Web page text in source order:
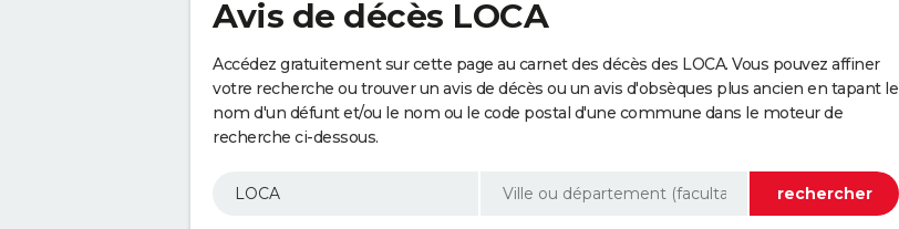
Avis de décès LOCA
Accédez gratuitement sur cette page au carnet des décès des LOCA. Vous pouvez affiner
votre recherche ou trouver un avis de décès ou un avis d'obsèques plus ancien en tapant le
nom d'un défunt et/ou le nom ou le code postal d'une commune dans le moteur de
recherche ci-dessous.